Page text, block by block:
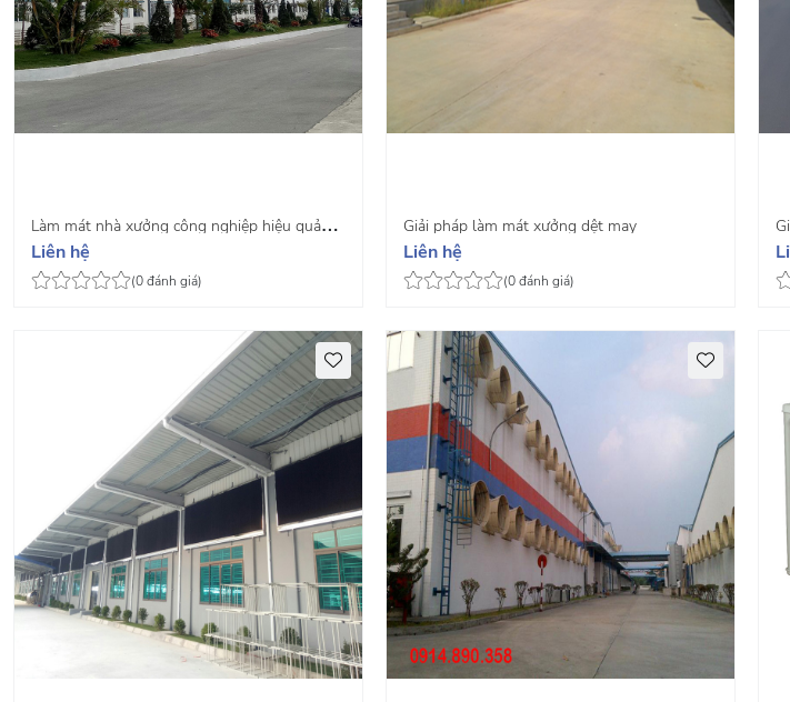
Làm mát nhà xưởng công nghiệp hiệu quả
nhât hiện nay
Liên hệ
(0 đánh giá)
Giải pháp làm mát xưởng dệt may
Liên hệ
(0 đánh giá)